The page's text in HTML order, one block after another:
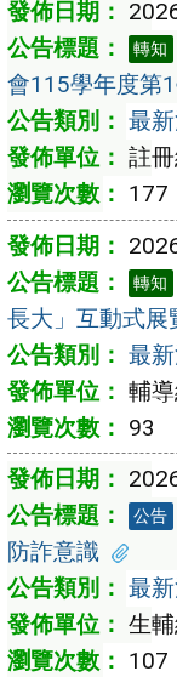
轉知
會115學年度第
最
註
177
轉知
長大」互動式展
最
輔
93
公告
防詐意識
最
生
107